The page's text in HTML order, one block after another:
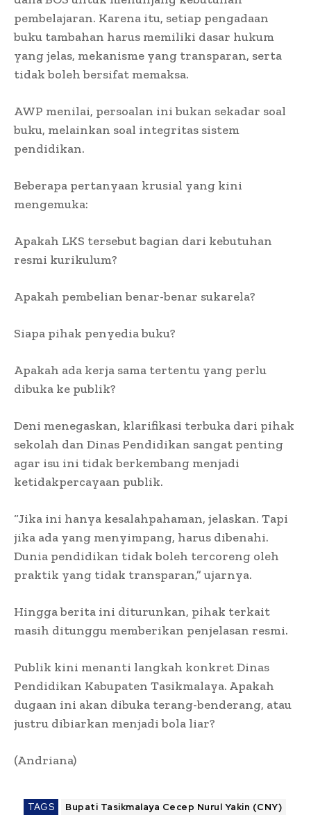
pembelajaran. Karena itu, setiap pengadaan
buku tambahan harus memiliki dasar hukum
yang jelas, mekanisme yang transparan, serta
tidak boleh bersifat memaksa.
AWP menilai, persoalan ini bukan sekadar soal
buku, melainkan soal integritas sistem
pendidikan.
Beberapa pertanyaan krusial yang kini
mengemuka:
Apakah LKS tersebut bagian dari kebutuhan
resmi kurikulum?
Apakah pembelian benar-benar sukarela?
Siapa pihak penyedia buku?
Apakah ada kerja sama tertentu yang perlu
dibuka ke publik?
Deni menegaskan, klarifikasi terbuka dari pihak
sekolah dan Dinas Pendidikan sangat penting
agar isu ini tidak berkembang menjadi
ketidakpercayaan publik.
“Jika ini hanya kesalahpahaman, jelaskan. Tapi
jika ada yang menyimpang, harus dibenahi.
Dunia pendidikan tidak boleh tercoreng oleh
praktik yang tidak transparan,” ujarnya.
Hingga berita ini diturunkan, pihak terkait
masih ditunggu memberikan penjelasan resmi.
Publik kini menanti langkah konkret Dinas
Pendidikan Kabupaten Tasikmalaya. Apakah
dugaan ini akan dibuka terang-benderang, atau
justru dibiarkan menjadi bola liar?
(Andriana)
TAGS Bupati Tasikmalaya Cecep Nurul Yakin (CNY)